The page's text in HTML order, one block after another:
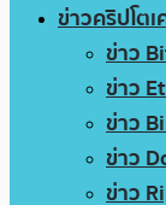
ข่าวคริปโตเ
ข่าว
ข่าว
ข่าว
ข่าว
ข่าว